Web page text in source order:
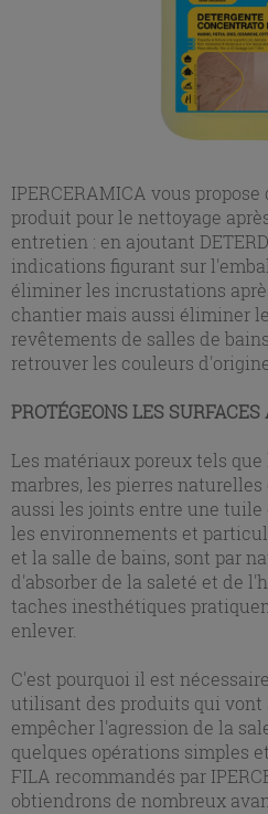
IPERCERAMICA vous
produit pour le nettoyage
entretien : en ajoutant
indications figurant sur
éliminer les incrustations
chantier mais aussi éliminer
revêtements de salles de
retrouver les couleurs
PROTÉGEONS LES
Les matériaux poreux tels que
marbres, les pierres
aussi les joints entre une tuile
les environnements et
et la salle de bains, sont par
d'absorber de la saleté et de
taches inesthétiques
enlever.
C'est pourquoi il est
utilisant des produits qui vont
empêcher l'agression de la
quelques opérations simples
FILA recommandés par
obtiendrons de nombreux